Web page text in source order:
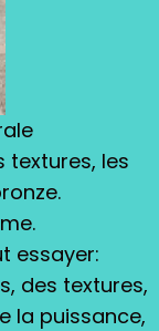
textures, les
essayer:
des textures,
la puissance,